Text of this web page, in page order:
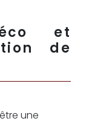
et
de
une